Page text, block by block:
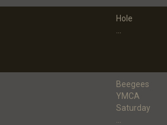
Hole
Beegees
YMCA
Saturday